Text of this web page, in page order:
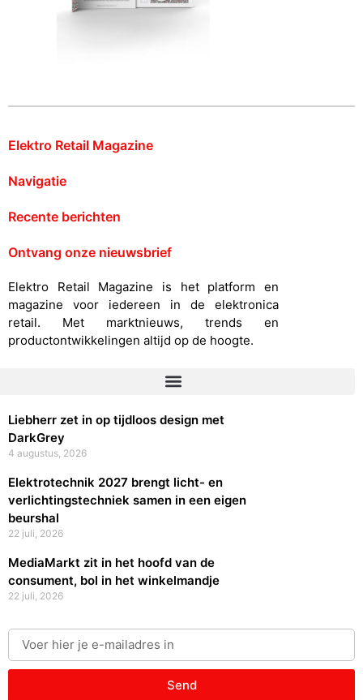
Elektro Retail Magazine
Navigatie
Recente berichten
Ontvang onze nieuwsbrief
Elektro Retail Magazine is het platform en
magazine voor iedereen in de elektronica
retail. Met marktnieuws, trends en
productontwikkelingen altijd op de hoogte.
Liebherr zet in op tijdloos design met
DarkGrey
4 augustus, 2026
Elektrotechnik 2027 brengt licht- en
verlichtingstechniek samen in een eigen
beurshal
22 juli, 2026
MediaMarkt zit in het hoofd van de
consument, bol in het winkelmandje
22 juli, 2026
Send